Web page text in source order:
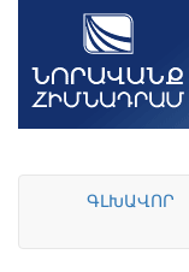
ԳԼԽԱՎՈՐ